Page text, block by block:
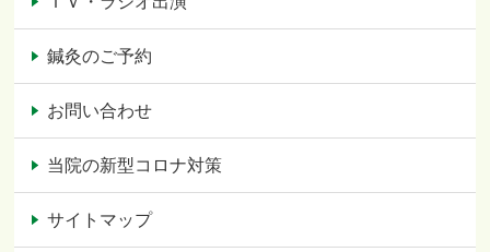
鍼灸のご予約
お問い合わせ
当院の新型コロナ対策
サイトマップ